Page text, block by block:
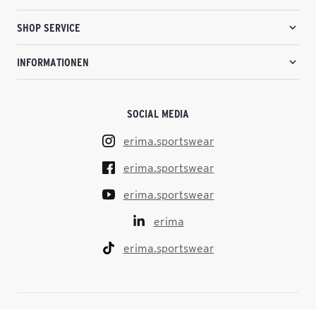
SHOP SERVICE
INFORMATIONEN
SOCIAL MEDIA
erima.sportswear
erima.sportswear
erima.sportswear
erima
erima.sportswear